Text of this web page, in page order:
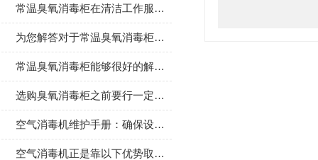
常温臭氧消毒柜在清洁工作服时所展现的优势介绍
为您解答对于常温臭氧消毒柜的疑问
常温臭氧消毒柜能够很好的解决餐具消毒的需求
选购臭氧消毒柜之前要行一定的了解
空气消毒机维护手册：确保设备稳定运行的技巧
空气消毒机正是靠以下优势取得了市场的一席之地